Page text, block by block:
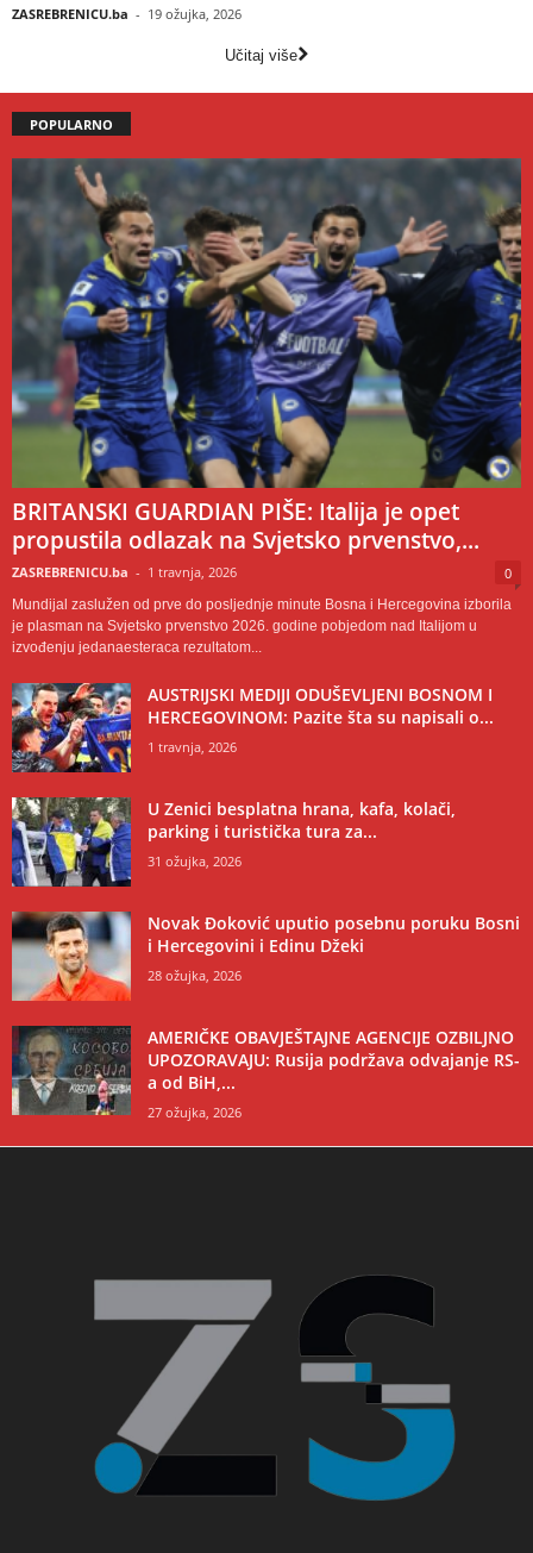
ZASREBRENICU.ba - 19 ožujka, 2026
Učitaj više
POPULARNO
BRITANSKI GUARDIAN PIŠE: Italija je opet
propustila odlazak na Svjetsko prvenstvo,...
ZASREBRENICU.ba - 1 travnja, 2026 0
Mundijal zaslužen od prve do posljednje minute Bosna i Hercegovina izborila
je plasman na Svjetsko prvenstvo 2026. godine pobjedom nad Italijom u
izvođenju jedanaesteraca rezultatom...
AUSTRIJSKI MEDIJI ODUŠEVLJENI BOSNOM I
HERCEGOVINOM: Pazite šta su napisali o...
1 travnja, 2026
U Zenici besplatna hrana, kafa, kolači,
parking i turistička tura za...
31 ožujka, 2026
Novak Đoković uputio posebnu poruku Bosni
i Hercegovini i Edinu Džeki
28 ožujka, 2026
AMERIČKE OBAVJEŠTAJNE AGENCIJE OZBILJNO
UPOZORAVAJU: Rusija podržava odvajanje RS-
a od BiH,...
27 ožujka, 2026